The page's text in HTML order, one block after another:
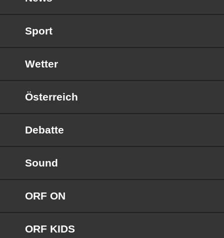
Sport
Wetter
Österreich
Debatte
Sound
ORF ON
ORF KIDS